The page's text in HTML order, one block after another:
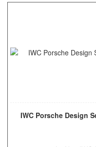
IWC Porsche Design